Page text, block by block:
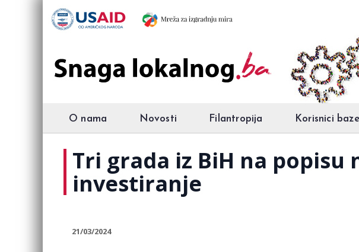
O nama Novosti Filantropija Korisnici baze
Tri grada iz BiH na
investiranje
21/03/2024